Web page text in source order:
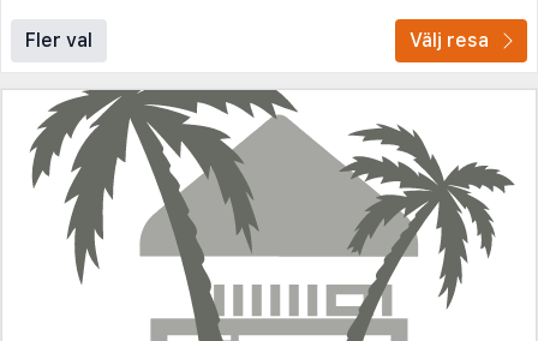
Fler val Välj resa